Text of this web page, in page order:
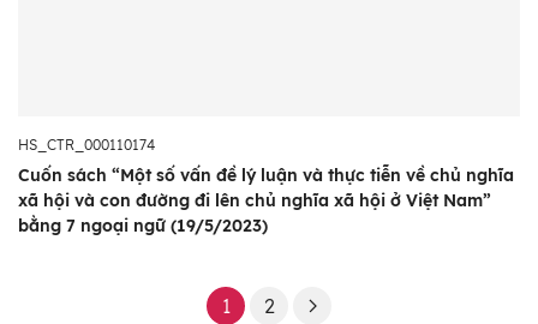
HS_CTR_000110174
Cuốn sách “Một số vấn đề lý luận và thực tiễn về chủ nghĩa
xã hội và con đường đi lên chủ nghĩa xã hội ở Việt Nam”
bằng 7 ngoại ngữ (19/5/2023)
1 2